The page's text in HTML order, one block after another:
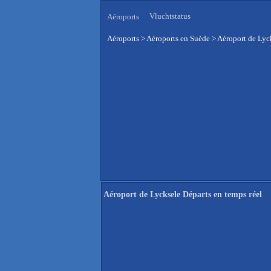
Aéroports Vluchtstatus
Aéroports >Aéroports en Suède >Aéroport de
Aéroport de Lycksele Départs en temps réel